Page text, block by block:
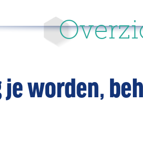
je worden,